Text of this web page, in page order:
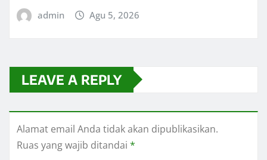
admin Agu 5, 2026
LEAVE A REPLY
Alamat email Anda tidak akan dipublikasikan.
Ruas yang wajib ditandai *